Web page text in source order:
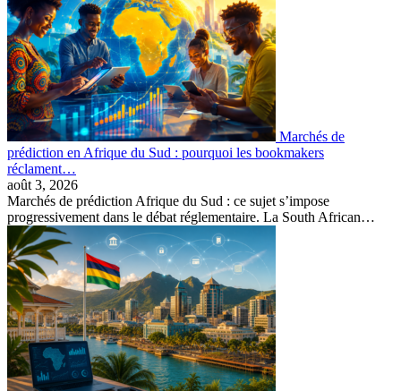
Marchés de
prédiction en Afrique du Sud : pourquoi les bookmakers
réclament…
août 3, 2026
Marchés de prédiction Afrique du Sud : ce sujet s’impose
progressivement dans le débat réglementaire. La South African…